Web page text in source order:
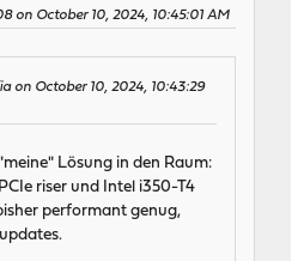
on October 10, 2024, 10:45:01 AM
on October 10, 2024, 10:43:29
Lösung in den Raum:
riser und Intel i350-T4
performant genug,